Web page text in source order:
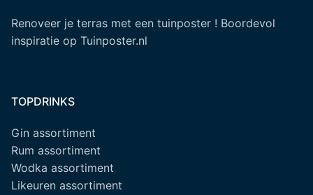
Renoveer je terras met een tuinposter ! Boordevol
inspiratie op Tuinposter.nl
TOPDRINKS
Gin assortiment
Rum assortiment
Wodka assortiment
Likeuren assortiment